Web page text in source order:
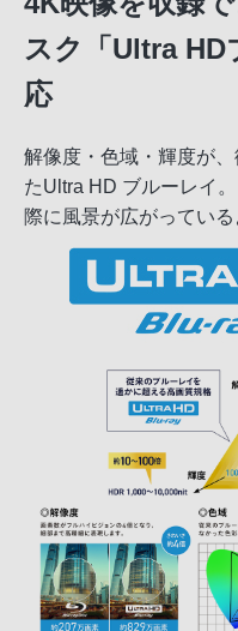
スク「Ultra HD
応
解像度・色域・輝度が
たUltra HD ブルーレイ
際に風景が広がってい